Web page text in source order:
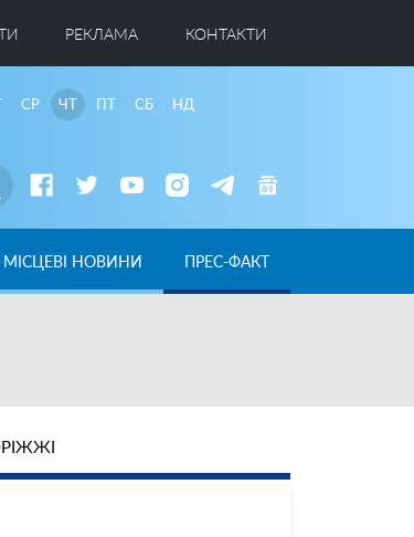
РЕКЛАМА КОНТАКТИ
СР ЧТ ПТ СБ НД
МІСЦЕВІ НОВИНИ ПРЕС-ФАКТ